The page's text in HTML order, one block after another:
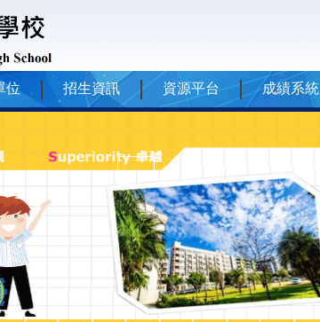
位 招生資訊 資源平台 成績系統